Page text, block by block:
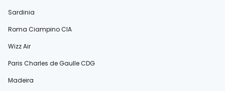
Sardinia
Roma Ciampino CIA
Wizz Air
Paris Charles de Gaulle CDG
Madeira